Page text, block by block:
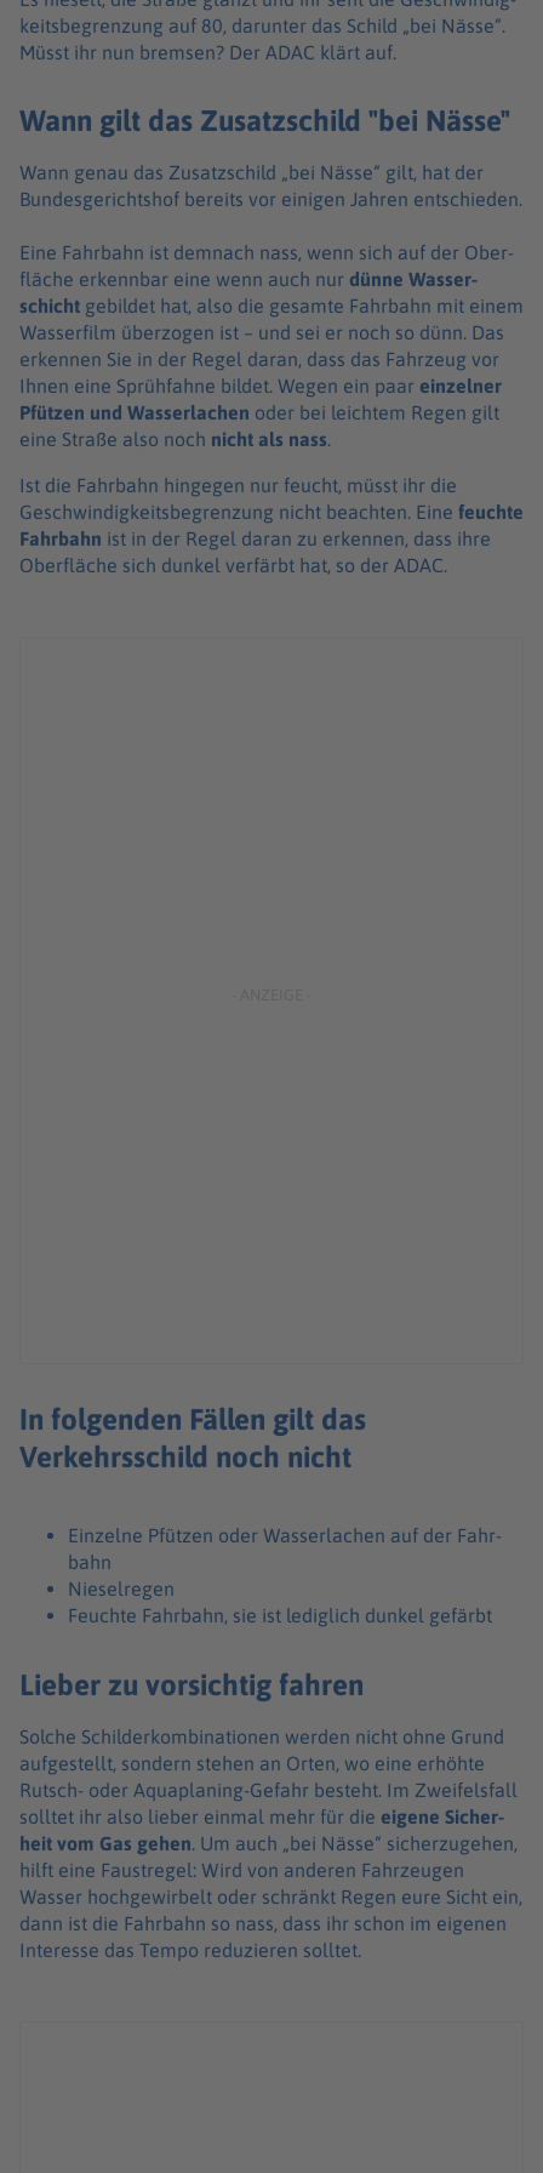
keits­be­gren­zung auf 80, darun­ter das Schild „bei Nässe“.
Müsst ihr nun brem­sen? Der ADAC klärt auf.
Wann gilt das Zusatzschild "bei Nässe"
Wann genau das Zusatz­schild „bei Nässe“ gilt, hat der
Bundes­ge­richts­hof bereits vor eini­gen Jahren entschie­den.
Eine Fahr­bahn ist demnach nass, wenn sich auf der Ober­
flä­che erkenn­bar eine wenn auch nur dünne Wasser­
schicht gebil­det hat, also die gesamte Fahr­bahn mit einem
Wasser­film über­zo­gen ist – und sei er noch so dünn. Das
erken­nen Sie in der Regel daran, dass das Fahr­zeug vor
Ihnen eine Sprüh­fahne bildet. Wegen ein paar einzel­ner
Pfüt­zen und Wasser­la­chen oder bei leich­tem Regen gilt
eine Straße also noch nicht als nass.
Ist die Fahr­bahn hinge­gen nur feucht, müsst ihr die
Geschwin­dig­keits­be­gren­zung nicht beach­ten. Eine feuchte
Fahr­bahn ist in der Regel daran zu erken­nen, dass ihre
Ober­flä­che sich dunkel verfärbt hat, so der ADAC.
In folgenden Fällen gilt das
Verkehrsschild noch nicht
Einzelne Pfüt­zen oder Wasser­la­chen auf der Fahr­
bahn
Niesel­re­gen
Feuchte Fahr­bahn, sie ist ledig­lich dunkel gefärbt
Lieber zu vorsichtig fahren
Solche Schil­der­kom­bi­na­ti­o­nen werden nicht ohne Grund
aufge­stellt, sondern stehen an Orten, wo eine erhöhte
Rutsch- oder Aqua­pla­ning-Gefahr besteht. Im Zwei­fels­fall
soll­tet ihr also lieber einmal mehr für die eigene Sicher­
heit vom Gas gehen. Um auch „bei Nässe“ sicher­zu­ge­hen,
hilft eine Faust­re­gel: Wird von ande­ren Fahr­zeu­gen
Wasser hoch­ge­wir­belt oder schränkt Regen eure Sicht ein,
dann ist die Fahr­bahn so nass, dass ihr schon im eige­nen
Inter­esse das Tempo redu­zie­ren soll­tet.